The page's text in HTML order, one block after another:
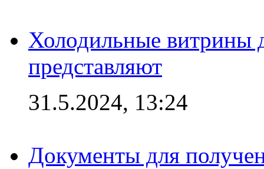
Холодильные витрины
представляют
31.5.2024, 13:24
Документы для